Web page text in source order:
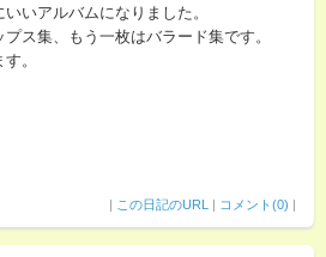
いアルバムになりました。
ス集、もう一枚はバラード集です。
。
| この日記のURL | コメント(0) |